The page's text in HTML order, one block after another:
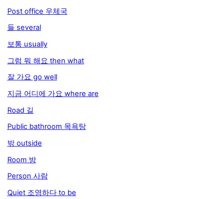
Post office 우체국
들 several
보통 usually
그럼 뭐 해요 then what
잘 가요 go well
지금 어디에 가요 where are
Road 길
Public bathroom 목욕탕
밖 outside
Room 방
Person 사람
Quiet 조영하다 to be